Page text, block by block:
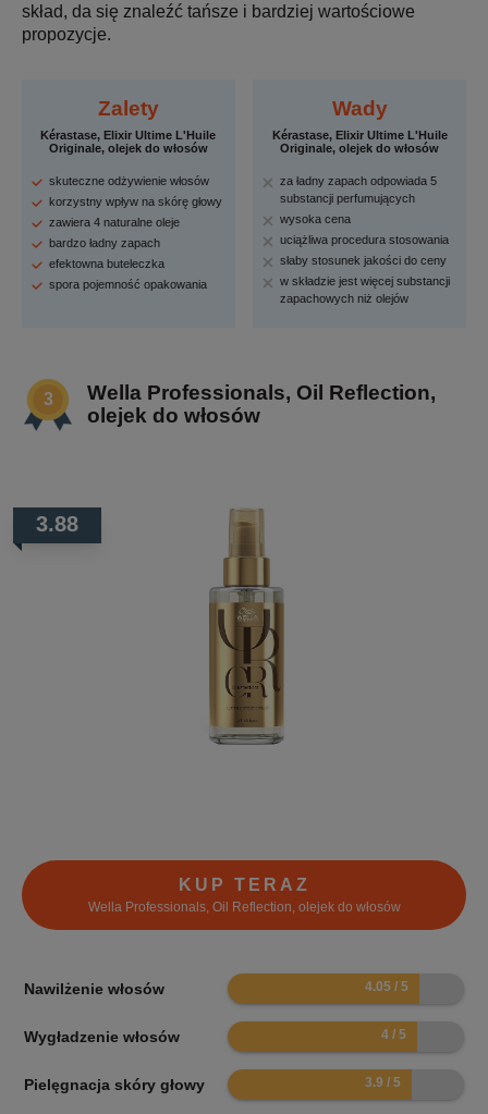
skład, da się znaleźć tańsze i bardziej wartościowe
propozycje.
Zalety
Kérastase, Elixir Ultime L'Huile
Originale, olejek do włosów
skuteczne odżywienie włosów
korzystny wpływ na skórę głowy
zawiera 4 naturalne oleje
bardzo ładny zapach
efektowna buteleczka
spora pojemność opakowania
Wady
Kérastase, Elixir Ultime L'Huile
Originale, olejek do włosów
za ładny zapach odpowiada 5
substancji perfumujących
wysoka cena
uciążliwa procedura stosowania
słaby stosunek jakości do ceny
w składzie jest więcej substancji
zapachowych niż olejów
Wella Professionals, Oil Reflection,
olejek do włosów
3.88
KUP TERAZ
Wella Professionals, Oil Reflection, olejek do włosów
Nawilżenie włosów 8.1
Wygładzenie włosów 8
Pielęgnacja skóry głowy 7.8